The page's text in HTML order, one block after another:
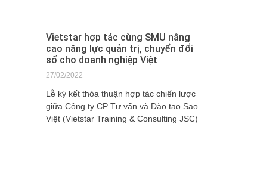
Vietstar hợp tác cùng SMU nâng
cao năng lực quản trị, chuyển đổi
số cho doanh nghiệp Việt
27/02/2022
Lễ ký kết thỏa thuận hợp tác chiến lược
giữa Công ty CP Tư vấn và Đào tạo Sao
Việt (Vietstar Training & Consulting JSC)